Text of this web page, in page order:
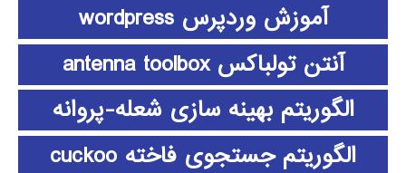
آموزش وردپرس wordpress
آنتن تولباکس antenna toolbox
الگوریتم بهینه سازی شعله-پروانه
الگوریتم جستجوی فاخته cuckoo